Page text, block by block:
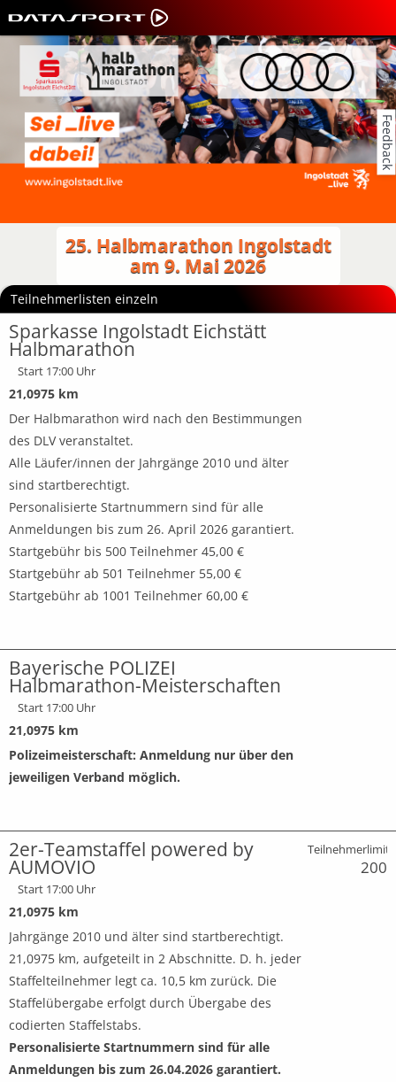
25. Halbmarathon Ingolstadt
am 9. Mai 2026
Teilnehmerlisten einzeln
Sparkasse Ingolstadt Eichstätt
Halbmarathon
Start 17:00 Uhr
21,0975 km
Der Halbmarathon wird nach den Bestimmungen
des DLV veranstaltet.
Alle Läufer/innen der Jahrgänge 2010 und älter
sind startberechtigt.
Personalisierte Startnummern sind für alle
Anmeldungen bis zum 26. April 2026 garantiert.
Startgebühr bis 500 Teilnehmer 45,00 €
Startgebühr ab 501 Teilnehmer 55,00 €
Startgebühr ab 1001 Teilnehmer 60,00 €
Bayerische POLIZEI
Halbmarathon-Meisterschaften
Start 17:00 Uhr
21,0975 km
Polizeimeisterschaft: Anmeldung nur über den
jeweiligen Verband möglich.
2er-Teamstaffel powered by
AUMOVIO
Start 17:00 Uhr
21,0975 km
Jahrgänge 2010 und älter sind startberechtigt.
21,0975 km, aufgeteilt in 2 Abschnitte. D. h. jeder
Staffelteilnehmer legt ca. 10,5 km zurück. Die
Staffelübergabe erfolgt durch Übergabe des
codierten Staffelstabs.
Personalisierte Startnummern sind für alle
Anmeldungen bis zum 26.04.2026 garantiert.
Teilnehmerlimit:
200
Feedback